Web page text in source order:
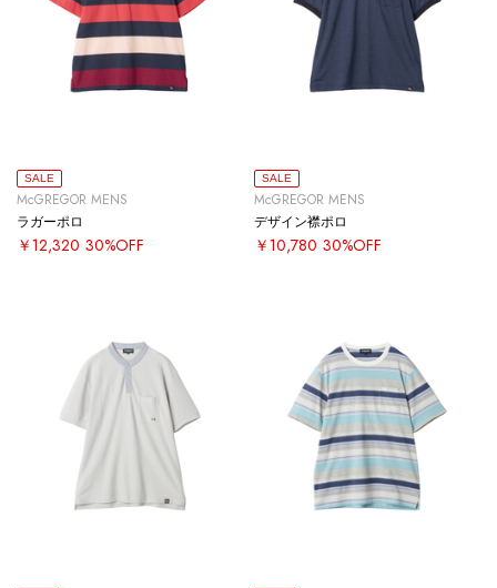
SALE
McGREGOR MENS
ラガーポロ
￥12,320 30%OFF
SALE
McGREGOR MENS
デザイン襟ポロ
￥10,780 30%OFF